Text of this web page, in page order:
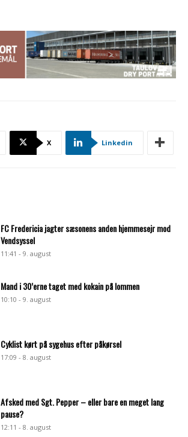
X Linkedin
FC Fredericia jagter sæsonens anden hjemmesejr mod
Vendsyssel
11:41 - 9. august
Mand i 30’erne taget med kokain på lommen
10:10 - 9. august
Cyklist kørt på sygehus efter påkørsel
17:09 - 8. august
Afsked med Sgt. Pepper – eller bare en meget lang
pause?
12:11 - 8. august